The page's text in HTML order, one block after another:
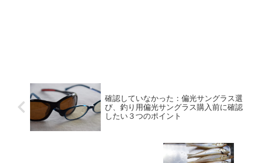
確認していなかった：偏光サングラス選
び、釣り用偏光サングラス購入前に確認
したい３つのポイント